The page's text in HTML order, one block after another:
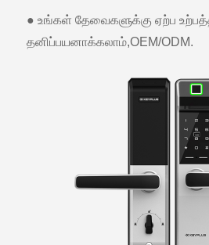
● உங்கள் தேவைகளுக்கு ஏற்ப
தனிப்பயனாக்கலாம்,OEM/ODM.